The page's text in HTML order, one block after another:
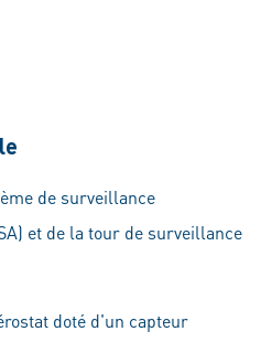
de surveillance
et de la tour de surveillance
doté d'un capteur